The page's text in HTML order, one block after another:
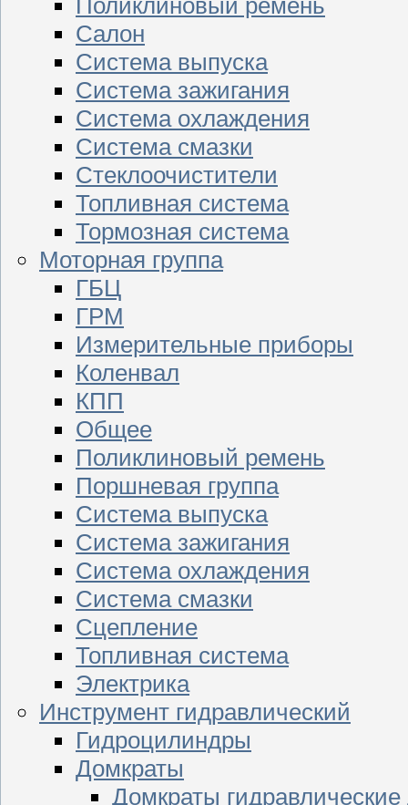
Салон
Система выпуска
Система зажигания
Система охлаждения
Система смазки
Стеклоочистители
Топливная система
Тормозная система
Моторная группа
ГБЦ
ГРМ
Измерительные приборы
Коленвал
КПП
Общее
Поликлиновый ремень
Поршневая группа
Система выпуска
Система зажигания
Система охлаждения
Система смазки
Сцепление
Топливная система
Электрика
Инструмент гидравлический
Гидроцилиндры
Домкраты
Домкраты